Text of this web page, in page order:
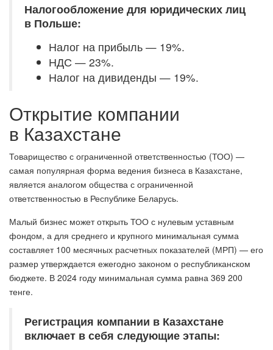
Налогообложение для юридических лиц
в Польше:
Налог на прибыль — 19%.
НДС — 23%.
Налог на дивиденды — 19%.
Открытие компании
в Казахстане
Товарищество с ограниченной ответственностью (ТОО) —
самая популярная форма ведения бизнеса в Казахстане,
является аналогом общества с ограниченной
ответственностью в Республике Беларусь.
Малый бизнес может открыть ТОО с нулевым уставным
фондом, а для среднего и крупного минимальная сумма
составляет 100 месячных расчетных показателей (МРП) — его
размер утверждается ежегодно законом о республиканском
бюджете. В 2024 году минимальная сумма равна 369 200
тенге.
Регистрация компании в Казахстане
включает в себя следующие этапы: